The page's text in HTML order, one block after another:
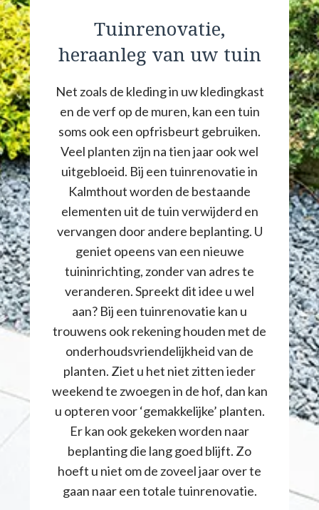
Tuinrenovatie,
heraanleg van uw tuin
Net zoals de kleding in uw kledingkast
en de verf op de muren, kan een tuin
soms ook een opfrisbeurt gebruiken.
Veel planten zijn na tien jaar ook wel
uitgebloeid. Bij een tuinrenovatie in
Kalmthout worden de bestaande
elementen uit de tuin verwijderd en
vervangen door andere beplanting. U
geniet opeens van een nieuwe
tuininrichting, zonder van adres te
veranderen. Spreekt dit idee u wel
aan? Bij een tuinrenovatie kan u
trouwens ook rekening houden met de
onderhoudsvriendelijkheid van de
planten. Ziet u het niet zitten ieder
weekend te zwoegen in de hof, dan kan
u opteren voor ‘gemakkelijke’ planten.
Er kan ook gekeken worden naar
beplanting die lang goed blijft. Zo
hoeft u niet om de zoveel jaar over te
gaan naar een totale tuinrenovatie.